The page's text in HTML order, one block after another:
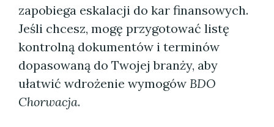
zapobiega eskalacji do kar finansowych.
Jeśli chcesz, mogę przygotować listę
kontrolną dokumentów i terminów
dopasowaną do Twojej branży, aby
ułatwić wdrożenie wymogów BDO
Chorwacja.